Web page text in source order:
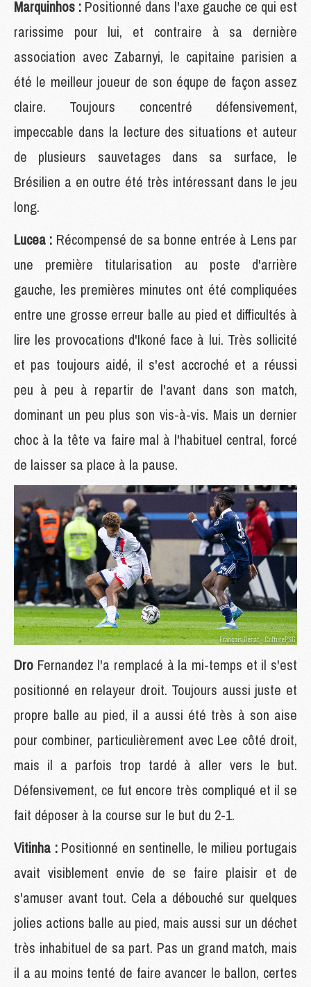
Marquinhos : Positionné dans l'axe gauche ce qui est
rarissime pour lui, et contraire à sa dernière
association avec Zabarnyi, le capitaine parisien a
été le meilleur joueur de son équpe de façon assez
claire. Toujours concentré défensivement,
impeccable dans la lecture des situations et auteur
de plusieurs sauvetages dans sa surface, le
Brésilien a en outre été très intéressant dans le jeu
long.
Lucea : Récompensé de sa bonne entrée à Lens par
une première titularisation au poste d'arrière
gauche, les premières minutes ont été compliquées
entre une grosse erreur balle au pied et difficultés à
lire les provocations d'Ikoné face à lui. Très sollicité
et pas toujours aidé, il s'est accroché et a réussi
peu à peu à repartir de l'avant dans son match,
dominant un peu plus son vis-à-vis. Mais un dernier
choc à la tête va faire mal à l'habituel central, forcé
de laisser sa place à la pause.
Dro Fernandez l'a remplacé à la mi-temps et il s'est
positionné en relayeur droit. Toujours aussi juste et
propre balle au pied, il a aussi été très à son aise
pour combiner, particulièrement avec Lee côté droit,
mais il a parfois trop tardé à aller vers le but.
Défensivement, ce fut encore très compliqué et il se
fait déposer à la course sur le but du 2-1.
Vitinha : Positionné en sentinelle, le milieu portugais
avait visiblement envie de se faire plaisir et de
s'amuser avant tout. Cela a débouché sur quelques
jolies actions balle au pied, mais aussi sur un déchet
très inhabituel de sa part. Pas un grand match, mais
il a au moins tenté de faire avancer le ballon, certes